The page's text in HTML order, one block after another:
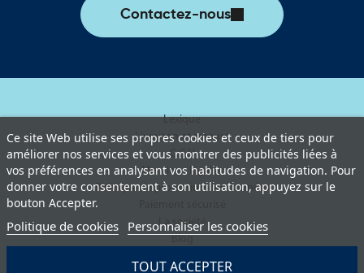
Ce site Web utilise ses propres cookies et ceux de tiers pour
améliorer nos services et vous montrer des publicités liées à
vos préférences en analysant vos habitudes de navigation. Pour
donner votre consentement à son utilisation, appuyez sur le
bouton Accepter.
Politique de cookies Personnaliser les cookies
TOUT ACCEPTER
Contactez-nous
Lexique
Livraison et retours
C.G.V
Mentions légales
Politique de protection des données
La société
Blog